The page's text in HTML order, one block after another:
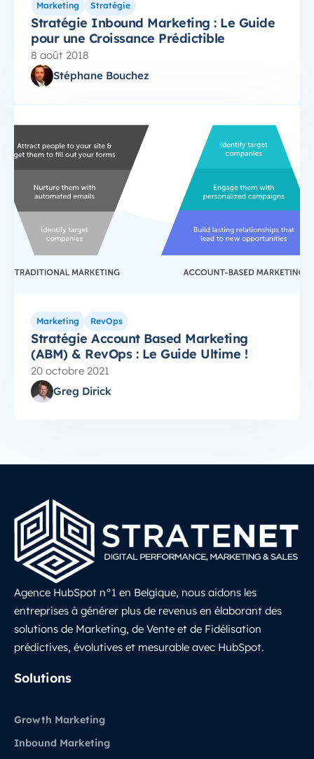
Marketing Stratégie
Stratégie Inbound Marketing : Le Guide
pour une Croissance Prédictible
8 août 2018
Stéphane Bouchez
Marketing RevOps
Stratégie Account Based Marketing
(ABM) & RevOps : Le Guide Ultime !
20 octobre 2021
Greg Dirick
Agence HubSpot n°1 en Belgique, nous aidons les
entreprises à générer plus de revenus en élaborant des
solutions de Marketing, de Vente et de Fidélisation
prédictives, évolutives et mesurable avec HubSpot.
Solutions
Growth Marketing
Inbound Marketing